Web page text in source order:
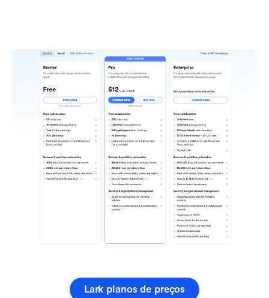
Lark planos de preços